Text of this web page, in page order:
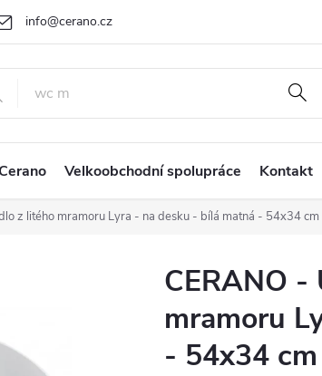
226 400 232
info@cerano.cz
nabídka na míru
Velkoobchodní spolupráce Kontakt
z litého mramoru Lyra - na desku - bílá matná - 54x34 cm
CERANO -
mramoru
- 54x34 cm